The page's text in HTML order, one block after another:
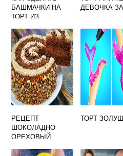
БАШМАЧКИ НА
ТОРТ ИЗ
ДЕВОЧКА
РЕЦЕПТ
ШОКОЛАДНО
ОРЕХОВЫЙ
ТОРТ